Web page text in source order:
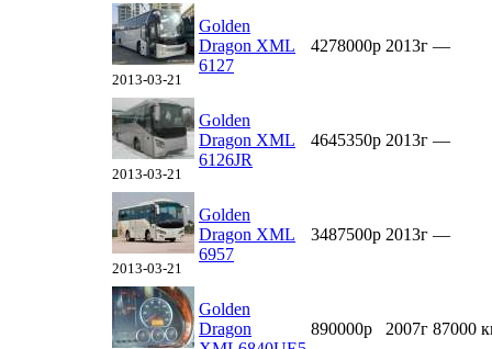
2013-03-21
Golden
Dragon XML
6127
4278000р 2013г —
2013-03-21
Golden
Dragon XML
6126JR
4645350р 2013г —
2013-03-21
Golden
Dragon XML
6957
3487500р 2013г —
Golden
Dragon
890000р 2007г 87000